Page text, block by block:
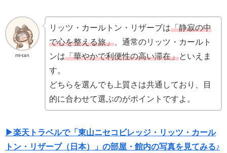
mi-tan
リッツ・カールトン・リザーブは「静寂の中
で心を整える旅」 、通常のリッツ・カールト
ンは「華やかで利便性の高い滞在」といえま
す。
どちらを選んでも上質さは共通しており、目
的に合わせて選ぶのがポイントですよ。
▶楽天トラベルで「東山ニセコビレッジ・リッツ・カール
トン・リザーブ（日本）」の部屋・館内の写真を見てみる♪